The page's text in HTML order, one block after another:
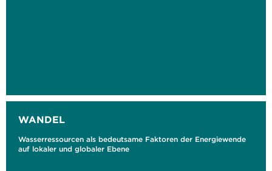
WANDEL
Wasserressourcen als bedeutsame Faktoren der Energiewende
auf lokaler und globaler Ebene